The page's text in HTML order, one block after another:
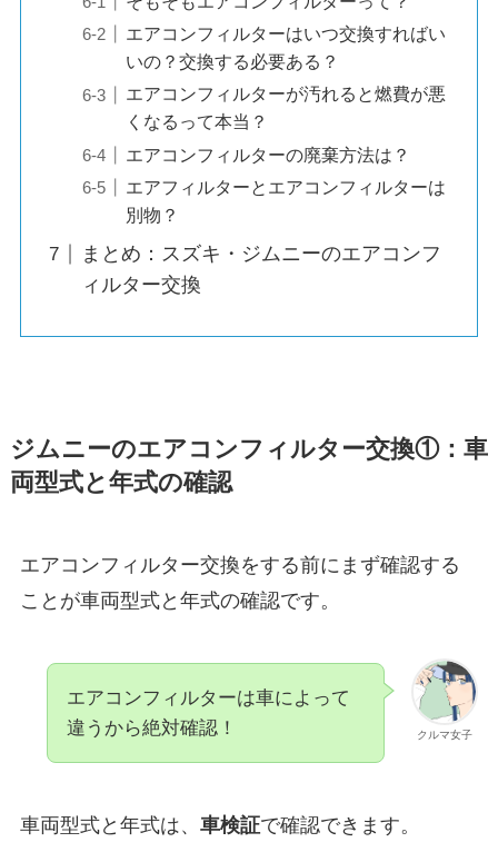
エアコンフィルターはいつ交換すればい
いの？交換する必要ある？
エアコンフィルターが汚れると燃費が悪
くなるって本当？
エアコンフィルターの廃棄方法は？
エアフィルターとエアコンフィルターは
別物？
まとめ：スズキ・ジムニーのエアコンフ
ィルター交換
ジムニーのエアコンフィルター交換①：車
両型式と年式の確認
エアコンフィルター交換をする前にまず確認する
ことが車両型式と年式の確認です。
クルマ女子
エアコンフィルターは車によって
違うから絶対確認！
車両型式と年式は、 車検証で確認できます。